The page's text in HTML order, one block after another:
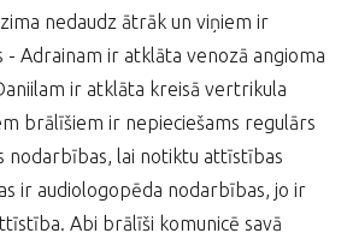
nedaudz ātrāk un viņiem ir
Adrainam ir atklāta venozā angioma
ir atklāta kreisā vertrikula
brālīšiem ir nepieciešams regulārs
nodarbības, lai notiktu attīstības
ir audiologopēda nodarbības, jo ir
Abi brālīši komunicē savā